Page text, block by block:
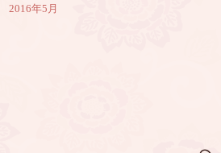
2016年5月